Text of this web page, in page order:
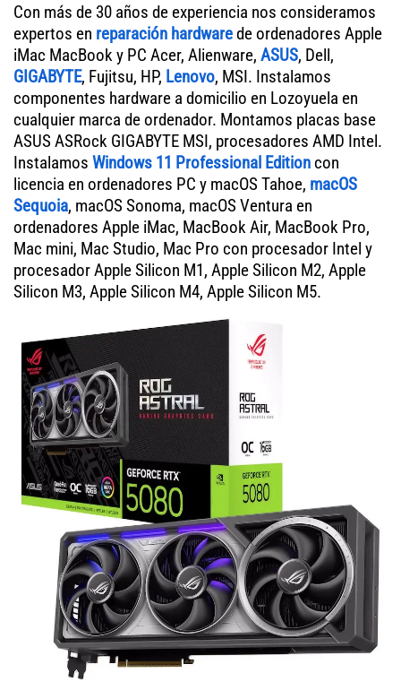
Con más de 30 años de experiencia nos consideramos
expertos en reparación hardwarede ordenadores Apple
iMac MacBook y PC Acer, Alienware, ASUS, Dell,
GIGABYTE, Fujitsu, HP, Lenovo, MSI. Instalamos
componentes hardware a domicilio en Lozoyuela en
cualquier marca de ordenador. Montamos placas base
ASUS ASRock GIGABYTE MSI, procesadores AMD Intel.
Instalamos Windows 11 Professional Edition con
licencia en ordenadores PC y macOS Tahoe, macOS
Sequoia, macOS Sonoma, macOS Ventura en
ordenadores Apple iMac, MacBook Air, MacBook Pro,
Mac mini, Mac Studio, Mac Pro con procesador Intel y
procesador Apple Silicon M1, Apple Silicon M2, Apple
Silicon M3, Apple Silicon M4, Apple Silicon M5.